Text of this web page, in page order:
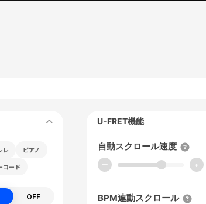
レ
ピアノ
コード
OFF
U-FRET機能
自動スクロール速度
ー +
BPM連動スクロール